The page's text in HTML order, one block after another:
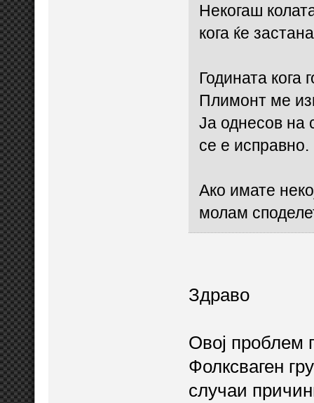
Некогаш
кога ќе
Годината кога
Плимонт ме
Ја однесов на
се е исправно.
Ако имате
молам
Здраво
Овој проблем
Фолксваген
случаи